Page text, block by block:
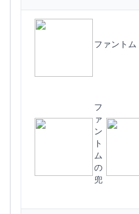
ファントム
フ
ァ
ン
ト
ム
の
兜